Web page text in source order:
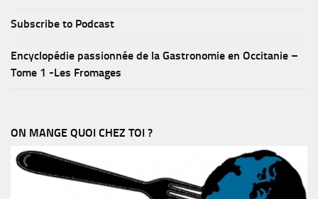
Subscribe to Podcast
Encyclopédie passionnée de la Gastronomie en Occitanie –
Tome 1 -Les Fromages
ON MANGE QUOI CHEZ TOI ?